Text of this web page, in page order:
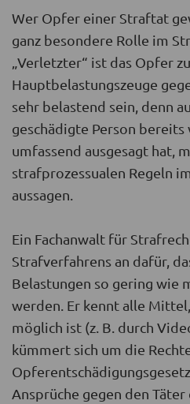
Wer Opfer einer Straftat
ganz besondere Rolle im
„Verletzter“ ist das Opfer
Hauptbelastungszeuge
sehr belastend sein, denn
geschädigte Person bereits
umfassend ausgesagt hat,
strafprozessualen Regeln
aussagen.
Ein Fachanwalt für
Strafverfahrens an dafür,
Belastungen so gering wie
werden. Er kennt alle
möglich ist (z. B. durch
kümmert sich um die
Ansprüche gegen den